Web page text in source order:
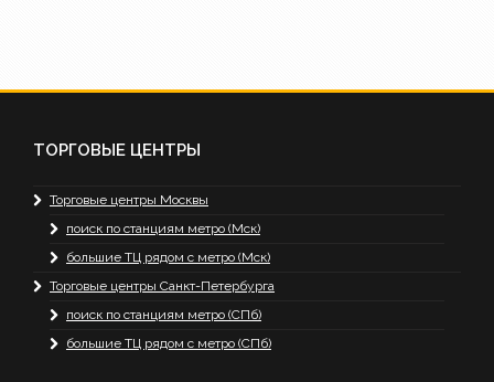
ТОРГОВЫЕ ЦЕНТРЫ
Торговые центры Москвы
поиск по станциям метро (Мск)
большие ТЦ рядом с метро (Мск)
Торговые центры Санкт-Петербурга
поиск по станциям метро (СПб)
большие ТЦ рядом с метро (СПб)